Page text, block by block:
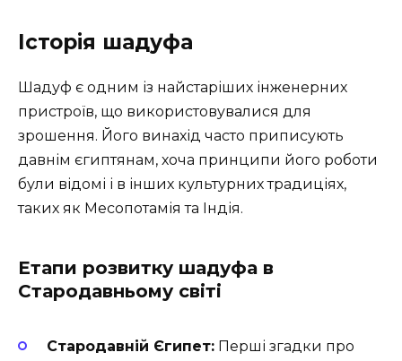
Історія шадуфа
Шадуф є одним із найстаріших інженерних
пристроїв, що використовувалися для
зрошення. Його винахід часто приписують
давнім єгиптянам, хоча принципи його роботи
були відомі і в інших культурних традиціях,
таких як Месопотамія та Індія.
Етапи розвитку шадуфа в
Стародавньому світі
Стародавній Єгипет: Перші згадки про